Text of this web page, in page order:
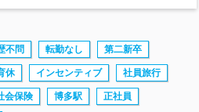
不問 転勤なし 第二新卒
休 インセンティブ 社員旅行
会保険 博多駅 正社員